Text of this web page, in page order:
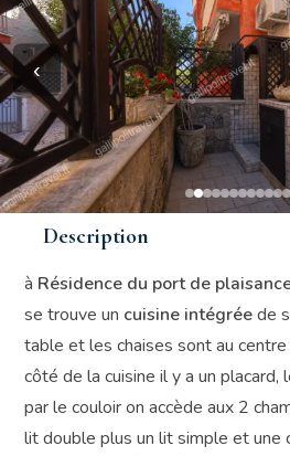
‹
Description
à Résidence du port de
se trouve un cuisine intégréede
table et les chaises sont au
côté de la cuisine il y a un
par le couloir on accède aux 2
lit double plus un lit simple et une